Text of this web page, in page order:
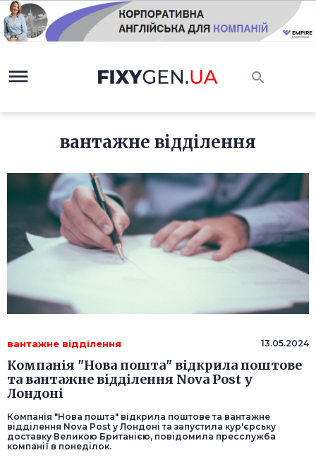
вантажне відділення
вантажне відділення 13.05.2024
Компанія "Нова пошта" відкрила поштове
та вантажне відділення Nova Post у
Лондоні
Компанія "Нова пошта" відкрила поштове та вантажне
відділення Nova Post у Лондоні та запустила кур'єрську
доставку Великою Британією, повідомила пресслужба
компанії в понеділок.